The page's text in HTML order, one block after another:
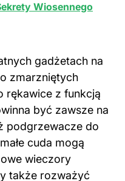
Wiosennego
gadżetach na
zmarzniętych
rękawice z funkcją
być zawsze na
podgrzewacze do
cuda mogą
wieczory
także rozważyć